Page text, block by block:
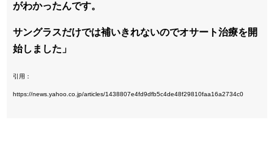
がわかったんです。
サングラスだけでは補いきれないのでオサート治療を開
始しました」
引用：
https://news.yahoo.co.jp/articles/1438807e4fd9dfb5c4de48f29810faa16a2734c0